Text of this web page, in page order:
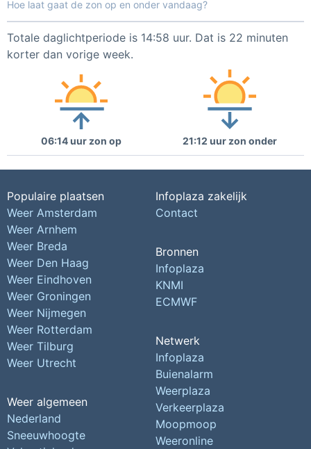
Hoe laat gaat de zon op en onder vandaag?
Totale daglichtperiode is 14:58 uur. Dat is 22 minuten
korter dan vorige week.
06:14 uur zon op 21:12 uur zon onder
Populaire plaatsen
Weer Amsterdam
Weer Arnhem
Weer Breda
Weer Den Haag
Weer Eindhoven
Weer Groningen
Weer Nijmegen
Weer Rotterdam
Weer Tilburg
Weer Utrecht
Weer algemeen
Nederland
Sneeuwhoogte
Infoplaza zakelijk
Contact
Bronnen
Infoplaza
KNMI
ECMWF
Netwerk
Infoplaza
Buienalarm
Weerplaza
Verkeerplaza
Moopmoop
Weeronline